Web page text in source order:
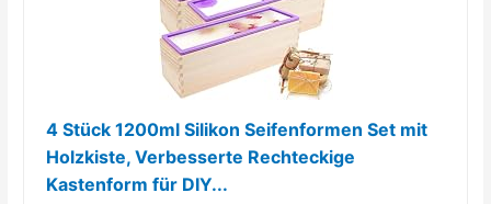
4 Stück 1200ml Silikon Seifenformen Set mit
Holzkiste, Verbesserte Rechteckige
Kastenform für DIY...